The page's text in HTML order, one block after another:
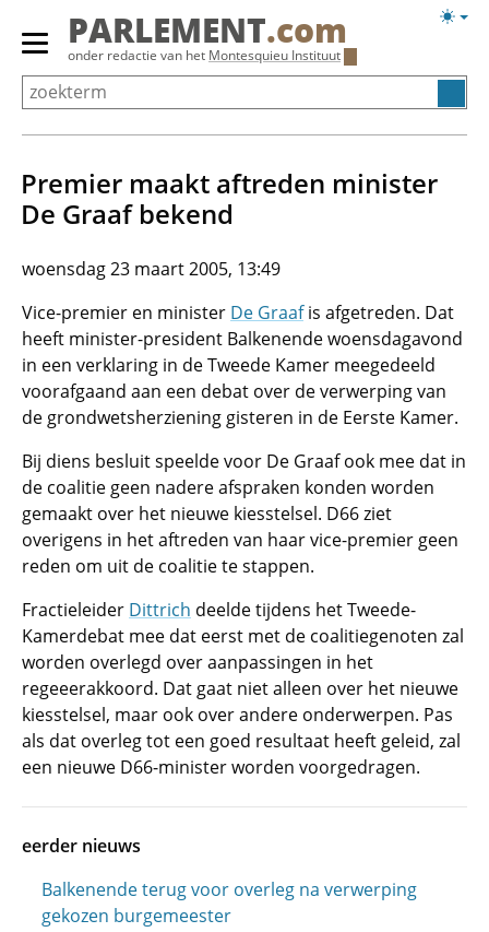
Overslaan
Primair
menu
tonen/verbergen
PARLEMENT.com
onder redactie van het Montesquieu Instituut
Premier maakt aftreden minister
De Graaf bekend
woensdag 23 maart 2005, 13:49
Vice-premier en minister De Graafis afgetreden. Dat
heeft minister-president Balkenende woensdagavond
in een verklaring in de Tweede Kamer meegedeeld
voorafgaand aan een debat over de verwerping van
de grondwetsherziening gisteren in de Eerste Kamer.
Bij diens besluit speelde voor De Graaf ook mee dat in
de coalitie geen nadere afspraken konden worden
gemaakt over het nieuwe kiesstelsel. D66 ziet
overigens in het aftreden van haar vice-premier geen
reden om uit de coalitie te stappen.
Fractieleider Dittrich deelde tijdens het Tweede-
Kamerdebat mee dat eerst met de coalitiegenoten zal
worden overlegd over aanpassingen in het
regeeerakkoord. Dat gaat niet alleen over het nieuwe
kiesstelsel, maar ook over andere onderwerpen. Pas
als dat overleg tot een goed resultaat heeft geleid, zal
een nieuwe D66-minister worden voorgedragen.
eerder nieuws
Balkenende terug voor overleg na verwerping
gekozen burgemeester